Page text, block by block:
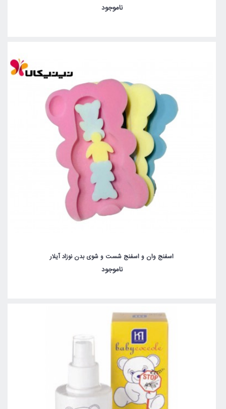
ناموجود
اسفنج وان و اسفنج شست و شوی بدن نوزاد آیلار
ناموجود